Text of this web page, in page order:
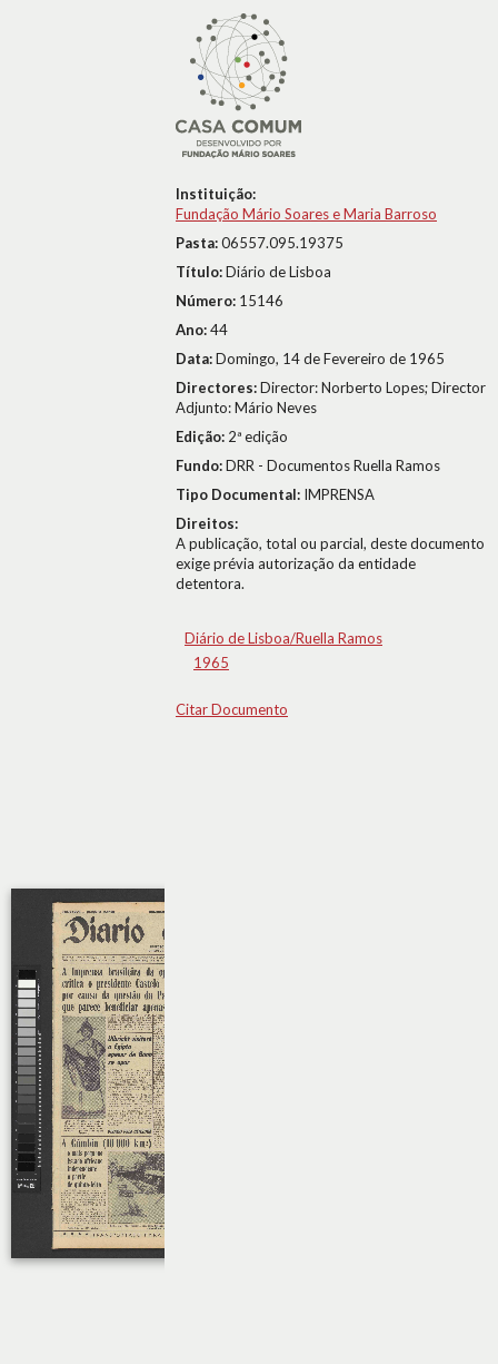
Instituição:
Fundação Mário Soares e Maria Barroso
Pasta:06557.095.19375
Título:Diário de Lisboa
Número: 15146
Ano:44
Data:Domingo, 14 de Fevereiro de 1965
Directores:Director: Norberto Lopes; Director
Adjunto: Mário Neves
Edição: 2ª edição
Fundo:DRR - Documentos Ruella Ramos
Tipo Documental: IMPRENSA
Direitos:
A publicação, total ou parcial, deste documento
exige prévia autorização da entidade
detentora.
Diário de Lisboa/Ruella Ramos
1965
Citar Documento